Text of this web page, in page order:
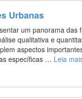
Urbanas
um panorama das
qualitativa e
aspectos
específicas … Leia